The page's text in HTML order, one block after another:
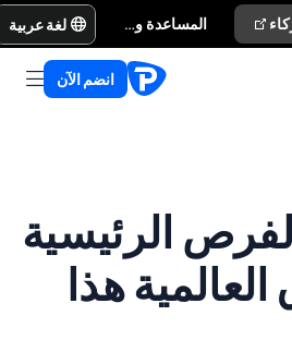
المساعدة والدعم لغة عربية
انضم الآن
الرئيسية
هذا